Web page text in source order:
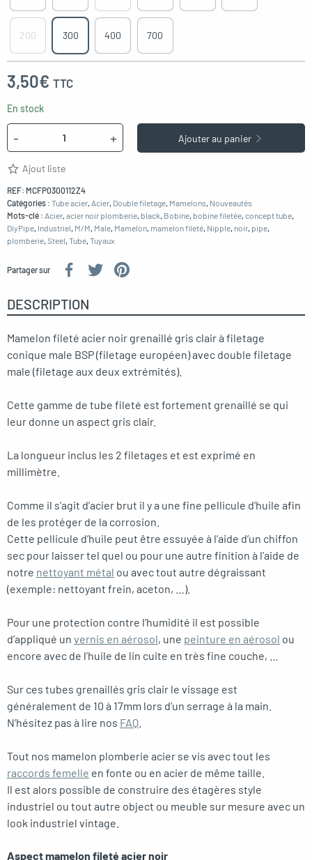
200 300 400 700
3,50€ TTC
En stock
- + Ajouter au panier
Ajout liste
REF: MCFP0300112Z4
Catégories : Tube acier, Acier, Double filetage, Mamelons, Nouveautés
Mots-clé : Acier, acier noir plomberie, black, Bobine, bobine filetée, concept tube,
DiyPipe, Industriel, M/M, Male, Mamelon, mamelon fileté, Nipple, noir, pipe,
plomberie, Steel, Tube, Tuyaux
Partager sur
DESCRIPTION
Mamelon fileté acier noir grenaillé gris clair à filetage
conique male BSP (filetage européen) avec double filetage
male (filetage aux deux extrémités).
Cette gamme de tube fileté est fortement grenaillé se qui
leur donne un aspect gris clair.
La longueur inclus les 2 filetages et est exprimé en
millimètre.
Comme il s’agit d’acier brut il y a une fine pellicule d’huile afin
de les protéger de la corrosion.
Cette pellicule d’huile peut être essuyée à l’aide d’un chiffon
sec pour laisser tel quel ou pour une autre finition à l’aide de
notre nettoyant métal ou avec tout autre dégraissant
(exemple: nettoyant frein, aceton, …).
Pour une protection contre l’humidité il est possible
d’appliqué un vernis en aérosol, une peinture en aérosol ou
encore avec de l’huile de lin cuite en très fine couche, …
Sur ces tubes grenaillés gris clair le vissage est
généralement de 10 à 17mm lors d’un serrage à la main.
N’hésitez pas à lire nos FAQ
Tout nos mamelon plomberie acier se vis avec tout les
raccords femelle en fonte ou en acier de même taille.
Il est alors possible de construire des étagères style
industriel ou tout autre object ou meuble sur mesure avec un
look industriel vintage.
Aspect mamelon fileté acier noir